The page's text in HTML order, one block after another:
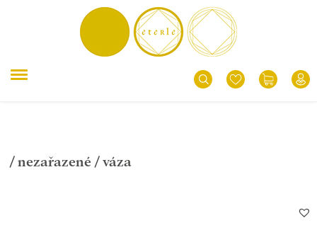
/ nezařazené / váza